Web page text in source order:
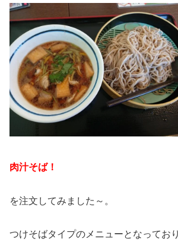
肉汁そば！
を注文してみました～。
つけそばタイプのメニューとなってお